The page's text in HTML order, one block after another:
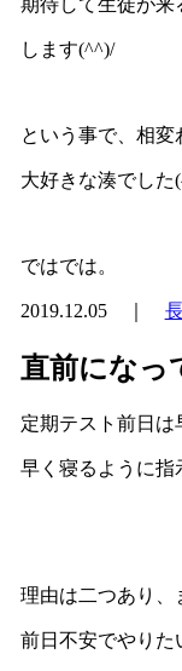
期待して生徒が来
します(^^)/
という事で、相
大好きな湊でした
ではでは。
2019.12.05 ｜
直前になっ
定期テスト前日は
早く寝るように指
理由は二つあり、
前日不安でやりた